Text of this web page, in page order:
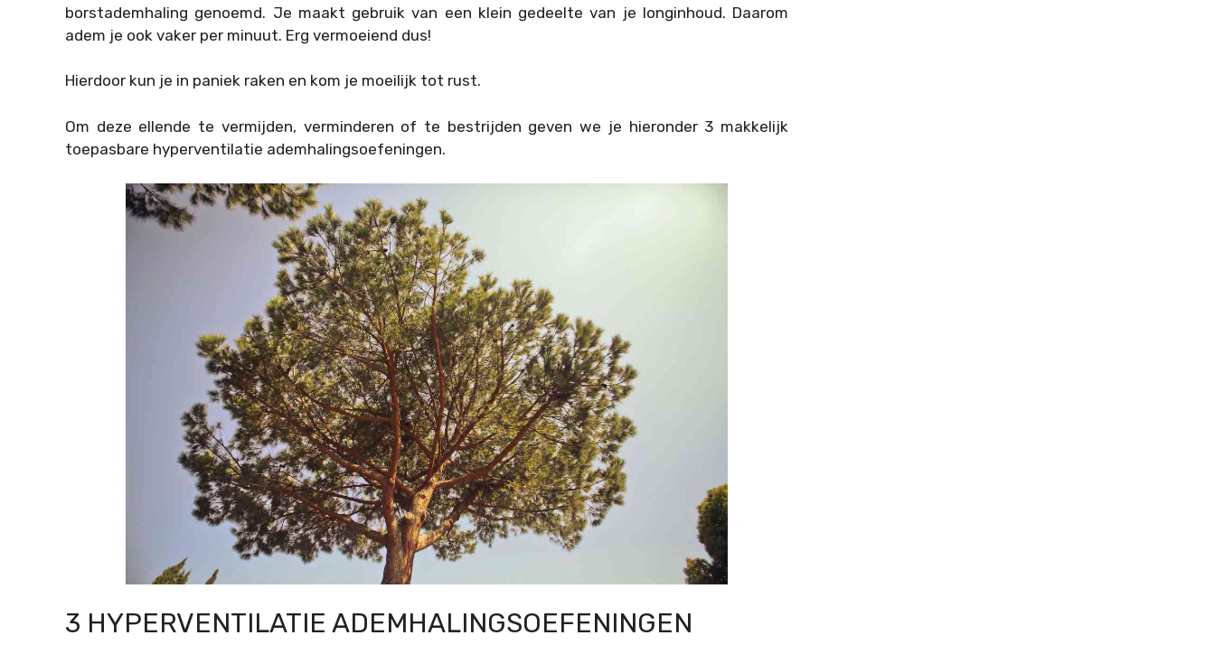
borstademhaling genoemd. Je maakt gebruik van een klein gedeelte van je longinhoud. Daarom
adem je ook vaker per minuut. Erg vermoeiend dus!
Hierdoor kun je in paniek raken en kom je moeilijk tot rust.
Om deze ellende te vermijden, verminderen of te bestrijden geven we je hieronder 3 makkelijk
toepasbare hyperventilatie ademhalingsoefeningen.
3 HYPERVENTILATIE ADEMHALINGSOEFENINGEN